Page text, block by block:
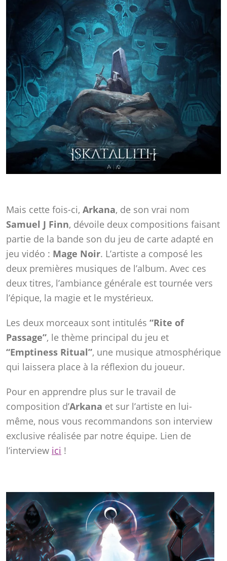
Mais cette fois-ci, Arkana, de son vrai nom
Samuel J Finn, dévoile deux compositions faisant
partie de la bande son du jeu de carte adapté en
jeu vidéo : Mage Noir. L’artiste a composé les
deux premières musiques de l’album. Avec ces
deux titres, l’ambiance générale est tournée vers
l’épique, la magie et le mystérieux.
Les deux morceaux sont intitulés “Rite of
Passage”, le thème principal du jeu et
“Emptiness Ritual”, une musique atmosphérique
qui laissera place à la réflexion du joueur.
Pour en apprendre plus sur le travail de
composition d’Arkana et sur l’artiste en lui-
même, nous vous recommandons son interview
exclusive réalisée par notre équipe. Lien de
l’interview ici !